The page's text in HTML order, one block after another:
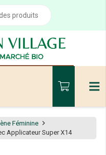
Féminine
Applicateur Super X14